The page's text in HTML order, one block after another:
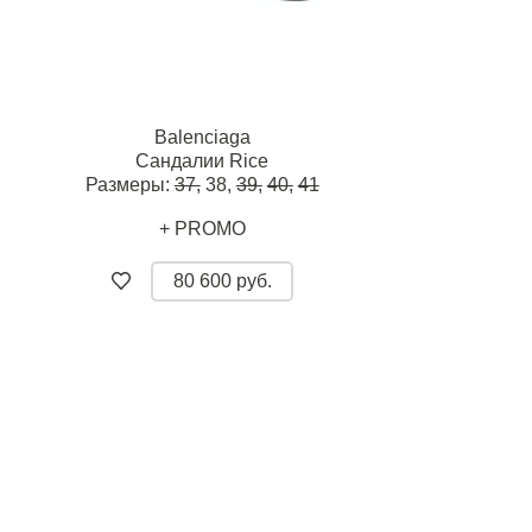
Balenciaga
Сандалии Rice
Размеры:37, 38, 39, 40, 41
+ PROMO
80 600 руб.